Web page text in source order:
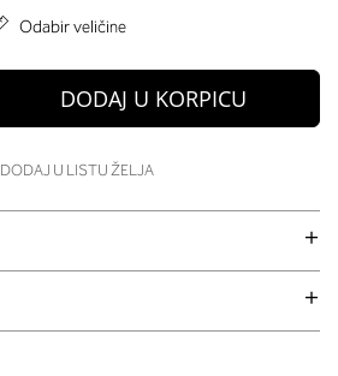
Odabir veličine
DODAJ U KORPICU
DODAJ U LISTU ŽELJA